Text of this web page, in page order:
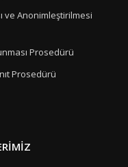
ve Anonimleştirilmesi
Prosedürü
Prosedürü